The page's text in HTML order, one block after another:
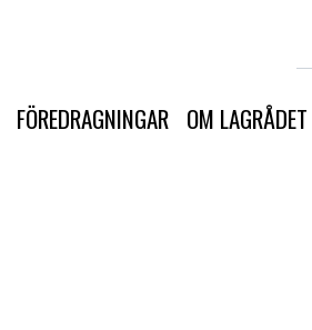
FÖREDRAGNINGAR OM LAGRÅDET